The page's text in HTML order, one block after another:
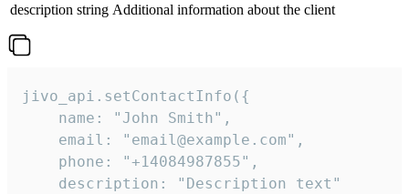
description string Additional information about the client
jivo_api.setContactInfo({
    name: "John Smith",
    email: "email@example.com",
    phone: "+14084987855",
    description: "Description text"